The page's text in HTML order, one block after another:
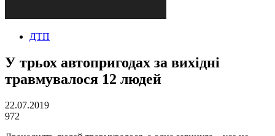
ДТП
У трьох автопригодах за вихідні
травмувалося 12 людей
22.07.2019
972